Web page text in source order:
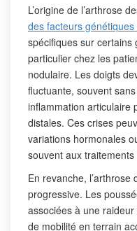
L’origine de l’arthrose
des facteurs
spécifiques sur certains
particulier chez les
nodulaire. Les doigts
fluctuante, souvent
inflammation articulaire
distales. Ces crises
variations hormonales
souvent aux traitements
En revanche,
progressive. Les
associées à une
de mobilité en terrain